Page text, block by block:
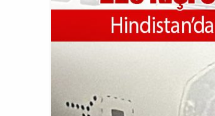
10:56
10:00